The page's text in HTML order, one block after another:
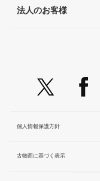
法人のお客様
個人情報保護方針
古物商に基づく表示